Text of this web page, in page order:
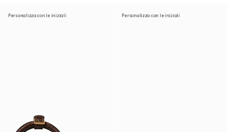
Personalizza con le iniziali Personalizza con le iniziali